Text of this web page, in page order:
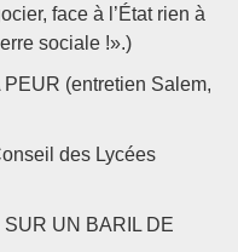
face à l’État rien à
sociale !».)
(entretien Salem,
des Lycées
UN BARIL DE